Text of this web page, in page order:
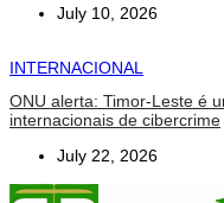
July 10, 2026
INTERNACIONAL
ONU alerta: Timor-Leste é
internacionais de cibercrime
July 22, 2026